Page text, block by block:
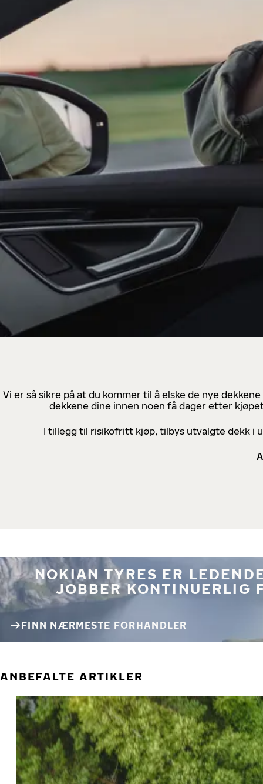
Vi er så sikre på at du kommer til å elske de nye
dekkene dine innen noen få dager etter
I tillegg til risikofritt kjøp, tilbys utvalgte dekk i
NOKIAN TYRES ER
JOBBER KONTINUERLIG
FINN NÆRMESTE FORHANDLER
ANBEFALTE ARTIKLER